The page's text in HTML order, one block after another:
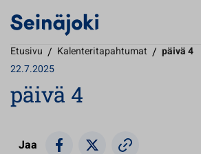
Etusivu / Kalenteritapahtumat / päivä 4
22.7.2025
päivä 4
Jaa